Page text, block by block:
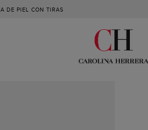
DE PIEL CON TIRAS